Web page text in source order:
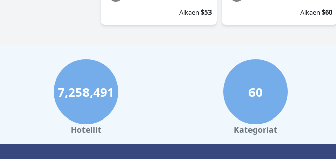
Alkaen $53
Alkaen $60
7,258,491
Hotellit
60
Kategoriat